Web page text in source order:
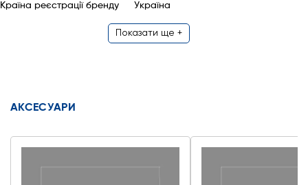
Країна реєстрації бренду
Україна
Показати ще +
АКСЕСУАРИ